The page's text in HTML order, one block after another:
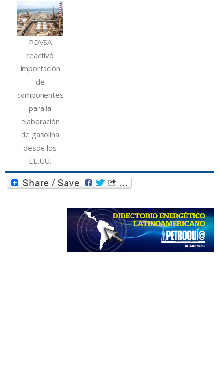
PDVSA
reactivó
importación
de
componentes
para la
elaboración
de gasolina
desde los
EE.UU.